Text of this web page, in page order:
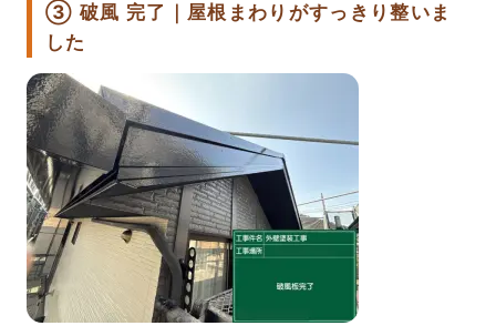
③ 破風 完了｜屋根まわりがすっきり整いま
した